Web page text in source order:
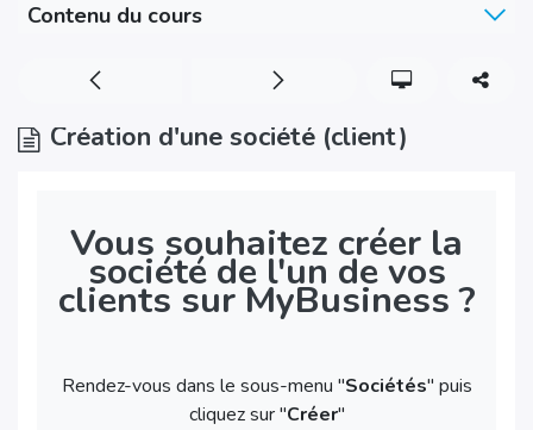
Contenu du cours
Création d'une société (client)
Vous souhaitez créer la
société de l'un de vos
clients sur MyBusiness ?
Rendez-vous dans le sous-menu "Sociétés" puis
cliquez sur "Créer"